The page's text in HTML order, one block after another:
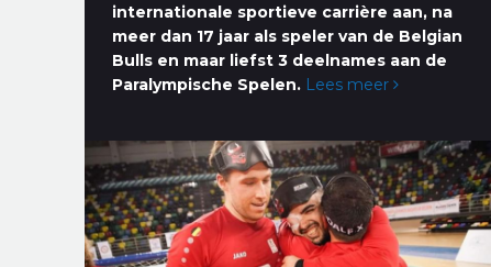
internationale sportieve carrière aan, na
meer dan 17 jaar als speler van de Belgian
Bulls en maar liefst 3 deelnames aan de
Paralympische Spelen. Lees meer